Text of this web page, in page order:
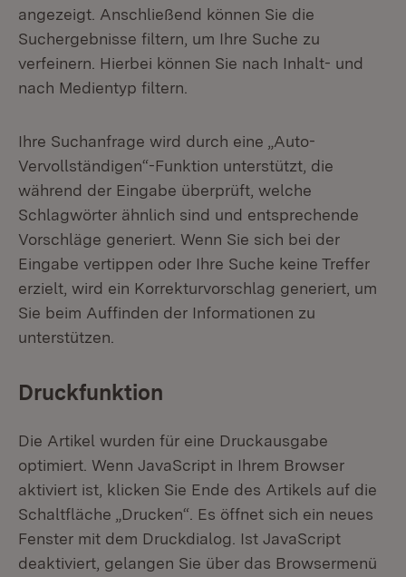
angezeigt. Anschließend können Sie die
Suchergebnisse filtern, um Ihre Suche zu
verfeinern. Hierbei können Sie nach Inhalt- und
nach Medientyp filtern.
Ihre Suchanfrage wird durch eine „Auto-
Vervollständigen“-Funktion unterstützt, die
während der Eingabe überprüft, welche
Schlagwörter ähnlich sind und entsprechende
Vorschläge generiert. Wenn Sie sich bei der
Eingabe vertippen oder Ihre Suche keine Treffer
erzielt, wird ein Korrekturvorschlag generiert, um
Sie beim Auffinden der Informationen zu
unterstützen.
Druckfunktion
Die Artikel wurden für eine Druckausgabe
optimiert. Wenn JavaScript in Ihrem Browser
aktiviert ist, klicken Sie Ende des Artikels auf die
Schaltfläche „Drucken“. Es öffnet sich ein neues
Fenster mit dem Druckdialog. Ist JavaScript
deaktiviert, gelangen Sie über das Browsermenü